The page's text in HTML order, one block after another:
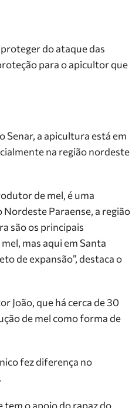
do ataque das
para o apicultor que
Senar, a apicultura está em
na região nordeste
de mel, é uma
Paraense, a região
são os principais
mas aqui em Santa
de expansão”, destaca o
João, que há cerca de 30
de mel como forma de
fez diferença no
tem o apoio do rapaz do